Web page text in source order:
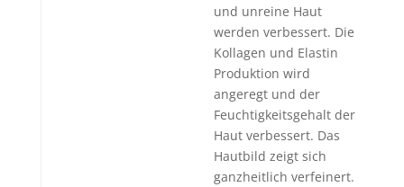
und unreine Haut
werden verbessert. Die
Kollagen und Elastin
Produktion wird
angeregt und der
Feuchtigkeitsgehalt der
Haut verbessert. Das
Hautbild zeigt sich
ganzheitlich verfeinert.